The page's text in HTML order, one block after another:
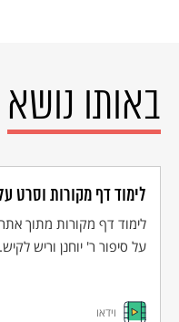
באותו נושא
לימוד דף מקורות וסרט
לימוד דף מקורות מתוך
על סיפור ר' יוחנן וריש לקיש.
וידאו